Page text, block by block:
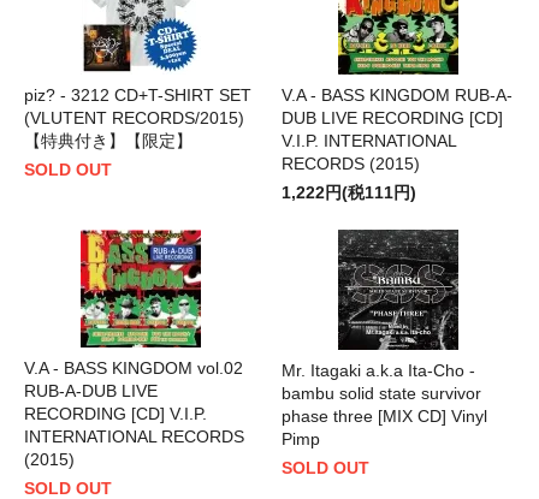
piz? - 3212 CD+T-SHIRT SET
(VLUTENT RECORDS/2015)
【特典付き】【限定】
SOLD OUT
V.A - BASS KINGDOM RUB-A-
DUB LIVE RECORDING [CD]
V.I.P. INTERNATIONAL
RECORDS (2015)
1,222円(税111円)
V.A - BASS KINGDOM vol.02
RUB-A-DUB LIVE
RECORDING [CD] V.I.P.
INTERNATIONAL RECORDS
(2015)
SOLD OUT
Mr. Itagaki a.k.a Ita-Cho -
bambu solid state survivor
phase three [MIX CD] Vinyl
Pimp
SOLD OUT